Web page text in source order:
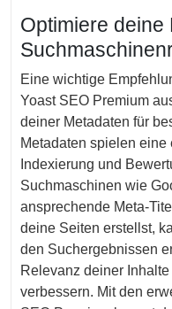
Optimiere deine
Eine wichtige
Yoast SEO Premium
deiner Metadaten für
Metadaten spielen
Indexierung und
Suchmaschinen wie
ansprechende Meta-
deine Seiten erstellst,
den Suchergebnissen
Relevanz deiner
verbessern. Mit den